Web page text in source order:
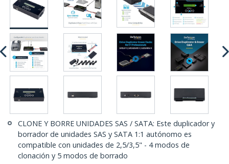
CLONE Y BORRE UNIDADES SAS / SATA: Este duplicador y
borrador de unidades SAS y SATA 1:1 autónomo es
compatible con unidades de 2,5/3,5" - 4 modos de
clonación y 5 modos de borrado